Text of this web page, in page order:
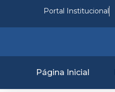
Portal Institucional
Página Inicial